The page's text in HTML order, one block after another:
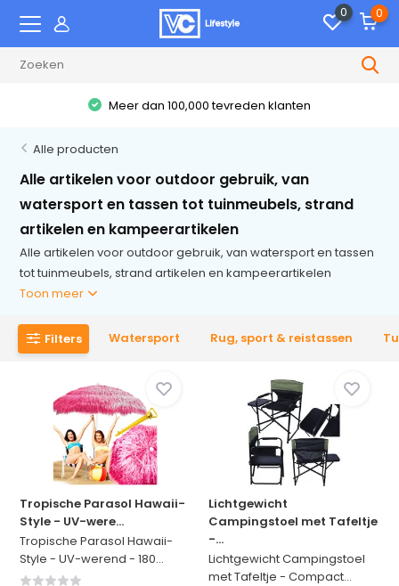
0 0
Meer dan 100,000 tevreden klanten
Alle producten
Alle artikelen voor outdoor gebruik, van
watersport en tassen tot tuinmeubels, strand
artikelen en kampeerartikelen
Alle artikelen voor outdoor gebruik, van watersport en tassen
tot tuinmeubels, strand artikelen en kampeerartikelen
Toon meer
Filters Watersport Rug, sport & reistassen
Tropische Parasol Hawaii-
Style - UV-were...
Tropische Parasol Hawaii-
Style - UV-werend - 180...
Lichtgewicht
Campingstoel met Tafeltje
-...
Lichtgewicht Campingstoel
met Tafeltje - Compact...